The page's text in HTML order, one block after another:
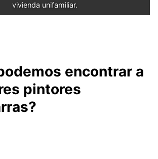
vivienda unifamiliar.
encontrar a
pintores